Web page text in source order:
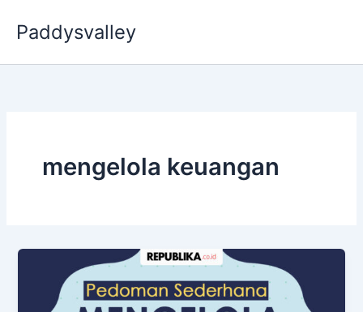
Paddysvalley
mengelola keuangan